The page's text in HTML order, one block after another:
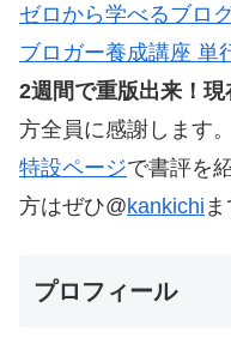
ゼロから学べるブロ
ブロガー養成講座 単
2週間で重版出来！現
方全員に感謝します。
特設ページで書評を
方はぜひ@kankichi
プロフィール